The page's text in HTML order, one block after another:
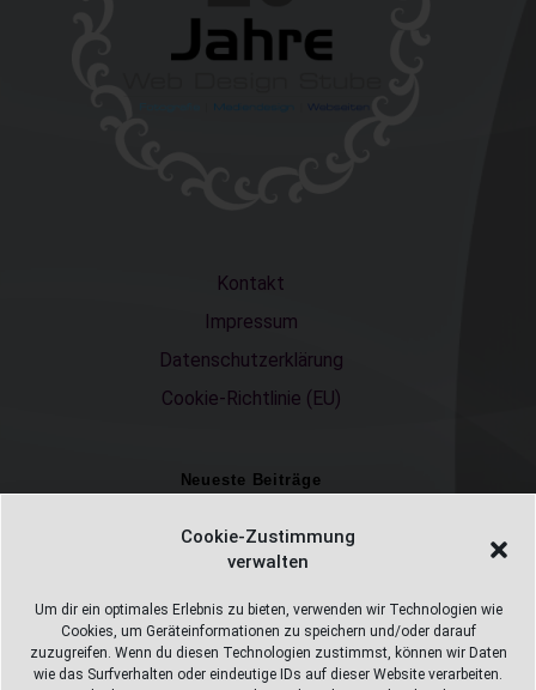
Cookie-Zustimmung
verwalten
Um dir ein optimales Erlebnis zu bieten, verwenden wir Technologien wie
Cookies, um Geräteinformationen zu speichern und/oder darauf
zuzugreifen. Wenn du diesen Technologien zustimmst, können wir Daten
wie das Surfverhalten oder eindeutige IDs auf dieser Website verarbeiten.
Kontakt
Impressum
Datenschutzerklärung
Cookie-Richtlinie (EU)
Neueste Beiträge
Einschulungsfotos 2026 – ein unvergesslicher Moment
Fotostudio in Fichtelberg
Alles Pizza oder was ;-)
Überweisungen